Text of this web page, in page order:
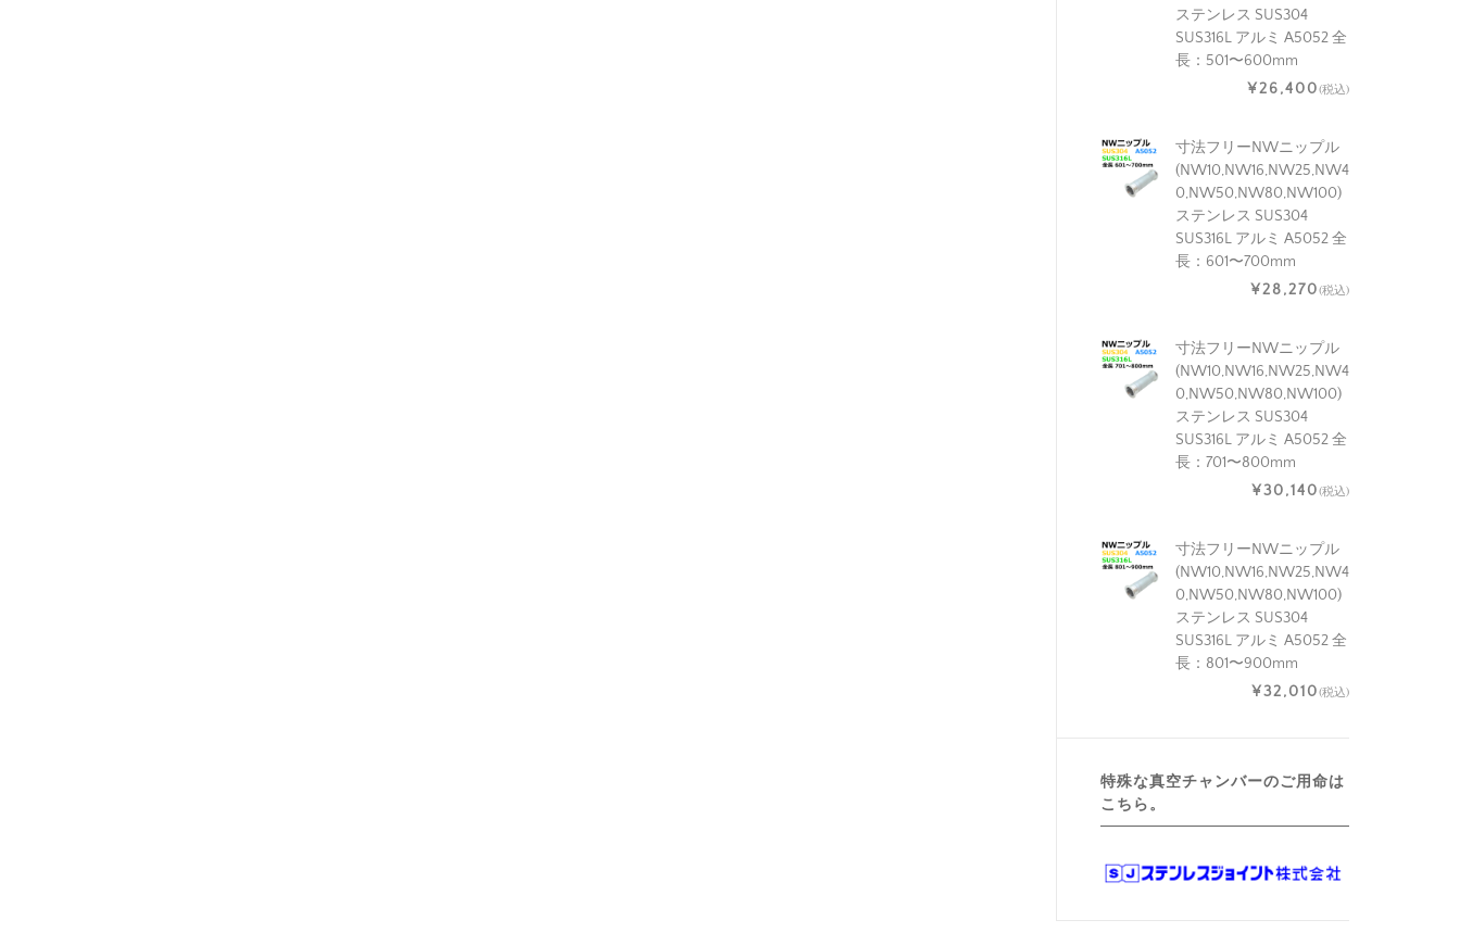
ステンレス SUS304
SUS316L アルミ A5052 全
長：501〜600mm
¥26,400(税込)
寸法フリーNWニップル
(NW10,NW16,NW25,NW4
0,NW50,NW80,NW100)
ステンレス SUS304
SUS316L アルミ A5052 全
長：601〜700mm
¥28,270(税込)
寸法フリーNWニップル
(NW10,NW16,NW25,NW4
0,NW50,NW80,NW100)
ステンレス SUS304
SUS316L アルミ A5052 全
長：701〜800mm
¥30,140(税込)
寸法フリーNWニップル
(NW10,NW16,NW25,NW4
0,NW50,NW80,NW100)
ステンレス SUS304
SUS316L アルミ A5052 全
長：801〜900mm
¥32,010(税込)
特殊な真空チャンバーのご用命は
こちら。